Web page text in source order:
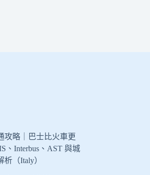
攻略｜巴士比火車更
、Interbus、AST 與城
（Italy）